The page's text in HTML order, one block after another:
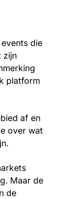
die
zijn
platform
af en
over wat
Maar de
de